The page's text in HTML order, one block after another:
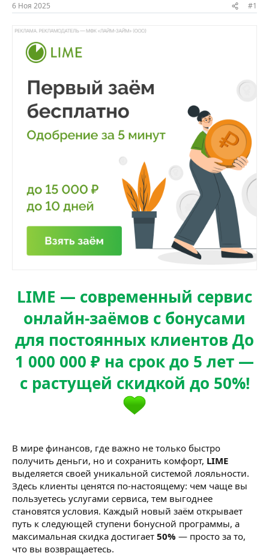
а
6 Ноя 2025 #1
LIME — современный сервис
онлайн-заёмов с бонусами
для постоянных клиентов До
1 000 000 ₽ на срок до 5 лет —
с растущей скидкой до 50%!
В мире финансов, где важно не только быстро
получить деньги, но и сохранить комфорт, LIME
выделяется своей уникальной системой лояльности.
Здесь клиенты ценятся по-настоящему: чем чаще вы
пользуетесь услугами сервиса, тем выгоднее
становятся условия. Каждый новый заём открывает
путь к следующей ступени бонусной программы, а
максимальная скидка достигает 50% — просто за то,
что вы возвращаетесь.